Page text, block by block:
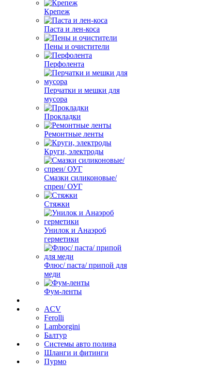
Крепеж
Паста и лен-коса
Пены и очистители
Перфолента
Перчатки и мешки для
мусора
Прокладки
Ремонтные ленты
Круги, электроды
Смазки силиконовые/
спреи/ ОУГ
Стяжки
Унилок и Анаэроб
герметики
Флюс/ паста/ припой для
меди
Фум-ленты
ACV
Ferolli
Lamborgini
Балтур
Системы авто полива
Шланги и фитинги
Пурмо